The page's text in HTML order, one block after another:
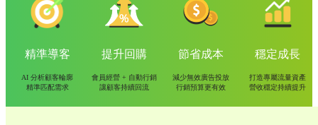
精準導客
AI 分析顧客輪廓
精準匹配需求
提升回購
會員經營 + 自動行銷
讓顧客持續回流
節省成本
減少無效廣告投放
行銷預算更有效
穩定成長
打造專屬流量資產
營收穩定持續提升